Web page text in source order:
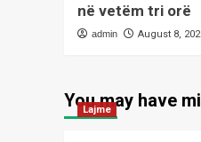
në vetëm tri orë
admin August 8,
You may have
Lajme